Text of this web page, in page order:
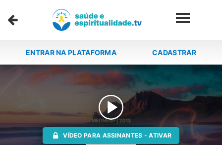
ENTRAR NA PLATAFORMA CADASTRAR
VÍDEO PARA ASSINANTES - ATIVAR